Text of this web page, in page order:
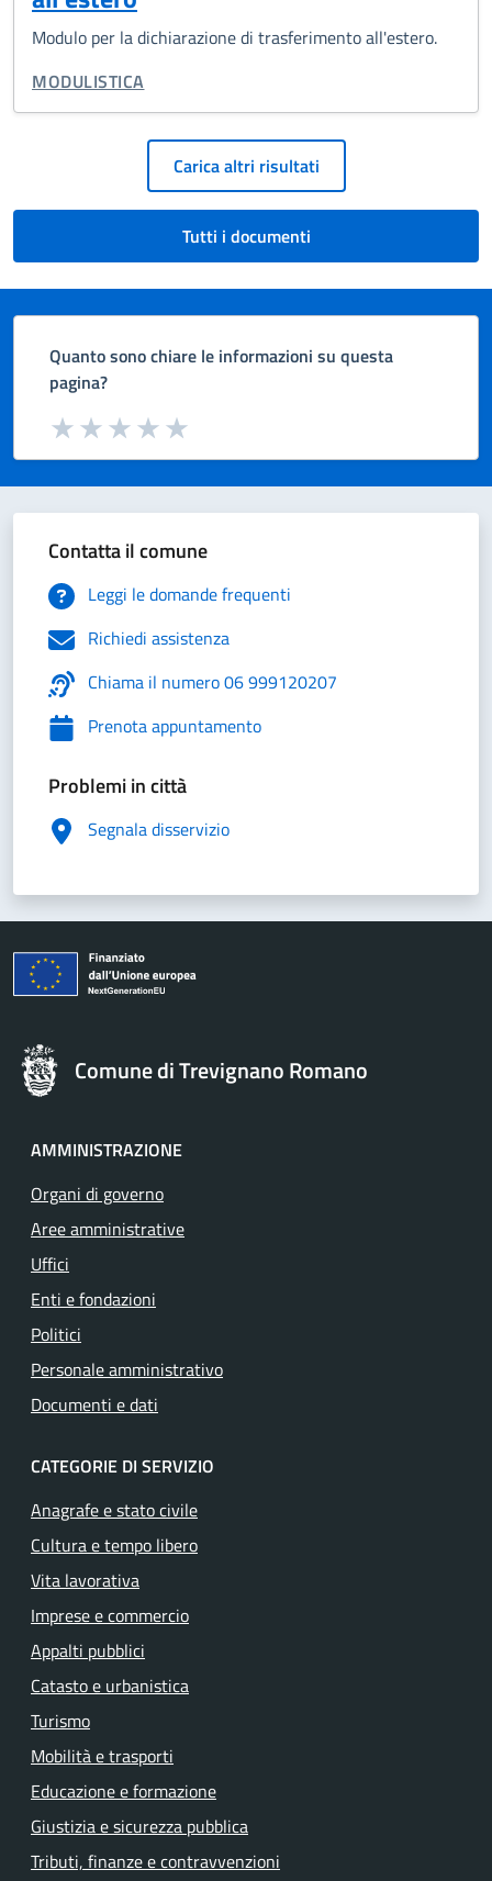
Modulo per la dichiarazione di trasferimento all'estero.
TIPO DI DOCUMENTO:
MODULISTICA
Paginazione Carica altri risultati
Tutti i documenti
Quanto sono chiare le informazioni su questa
pagina?
Valuta da 1 a 5 stelle la pagina
Valuta 5 stelle su 5
Valuta 4 stelle su 5
Valuta 3 stelle su 5
Valuta 2 stelle su 5
Valuta 1 stelle su 5
Contatta il comune
Leggi le domande frequenti
Richiedi assistenza
Chiama il numero 06 999120207
Prenota appuntamento
Problemi in città
Segnala disservizio
Comune di Trevignano Romano
AMMINISTRAZIONE
Organi di governo
Aree amministrative
Uffici
Enti e fondazioni
Politici
Personale amministrativo
Documenti e dati
CATEGORIE DI SERVIZIO
Anagrafe e stato civile
Cultura e tempo libero
Vita lavorativa
Imprese e commercio
Appalti pubblici
Catasto e urbanistica
Turismo
Mobilità e trasporti
Educazione e formazione
Giustizia e sicurezza pubblica
Tributi, finanze e contravvenzioni